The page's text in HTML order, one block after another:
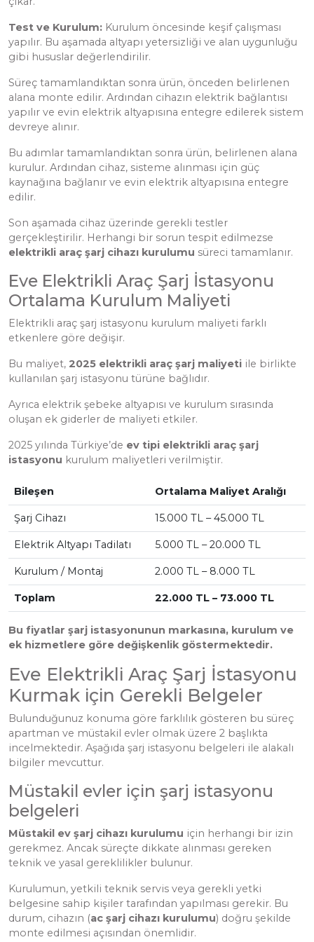
Test ve Kurulum: Kurulum öncesinde keşif çalışması
yapılır. Bu aşamada altyapı yetersizliği ve alan uygunluğu
gibi hususlar değerlendirilir.
Süreç tamamlandıktan sonra ürün, önceden belirlenen
alana monte edilir. Ardından cihazın elektrik bağlantısı
yapılır ve evin elektrik altyapısına entegre edilerek sistem
devreye alınır.
Bu adımlar tamamlandıktan sonra ürün, belirlenen alana
kurulur. Ardından cihaz, sisteme alınması için güç
kaynağına bağlanır ve evin elektrik altyapısına entegre
edilir.
Son aşamada cihaz üzerinde gerekli testler
gerçekleştirilir. Herhangi bir sorun tespit edilmezse
elektrikli araç şarj cihazı kurulumu süreci tamamlanır.
Eve Elektrikli Araç Şarj İstasyonu
Ortalama Kurulum Maliyeti
Elektrikli araç şarj istasyonu kurulum maliyeti farklı
etkenlere göre değişir.
Bu maliyet, 2025 elektrikli araç şarj maliyeti ile birlikte
kullanılan şarj istasyonu türüne bağlıdır.
Ayrıca elektrik şebeke altyapısı ve kurulum sırasında
oluşan ek giderler de maliyeti etkiler.
2025 yılında Türkiye’de ev tipi elektrikli araç şarj
istasyonu kurulum maliyetleri verilmiştir.
Bileşen Ortalama Maliyet Aralığı
Şarj Cihazı 15.000 TL – 45.000 TL
Elektrik Altyapı Tadilatı 5.000 TL – 20.000 TL
Kurulum / Montaj 2.000 TL – 8.000 TL
Toplam 22.000 TL – 73.000 TL
Bu fiyatlar şarj istasyonunun markasına, kurulum ve
ek hizmetlere göre değişkenlik göstermektedir.
Eve Elektrikli Araç Şarj İstasyonu
Kurmak için Gerekli Belgeler
Bulunduğunuz konuma göre farklılık gösteren bu süreç
apartman ve müstakil evler olmak üzere 2 başlıkta
incelmektedir. Aşağıda şarj istasyonu belgeleri ile alakalı
bilgiler mevcuttur.
Müstakil evler için şarj istasyonu
belgeleri
Müstakil ev şarj cihazı kurulumu için herhangi bir izin
gerekmez. Ancak süreçte dikkate alınması gereken
teknik ve yasal gereklilikler bulunur.
Kurulumun, yetkili teknik servis veya gerekli yetki
belgesine sahip kişiler tarafından yapılması gerekir. Bu
durum, cihazın (ac şarj cihazı kurulumu) doğru şekilde
monte edilmesi açısından önemlidir.